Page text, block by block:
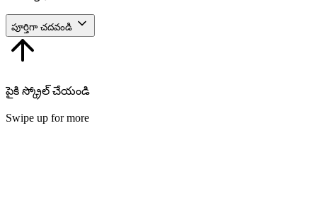
పూర్తిగా చదవండి
పైకి స్క్రోల్ చేయండి
Swipe up for more